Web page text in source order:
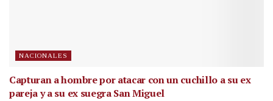
NACIONALES
Capturan a hombre por atacar con un cuchillo a su ex
pareja y a su ex suegra San Miguel